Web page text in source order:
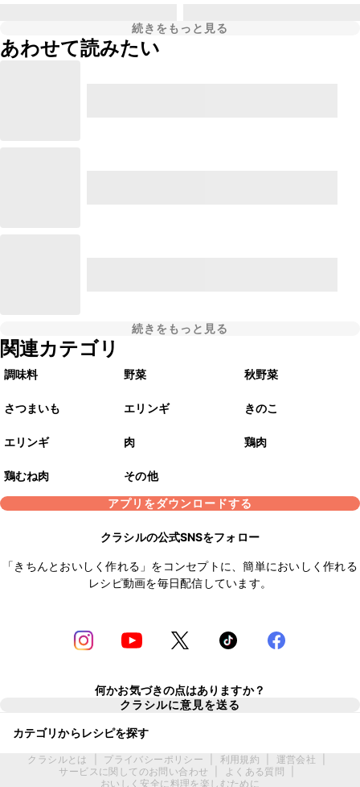
続きをもっと見る
あわせて読みたい
続きをもっと見る
関連カテゴリ
調味料 野菜 秋野菜
さつまいも エリンギ きのこ
エリンギ 肉 鶏肉
鶏むね肉
その他
アプリをダウンロードする
クラシルの公式SNSをフォロー
「きちんとおいしく作れる」をコンセプトに、簡単においしく作れる
レシピ動画を毎日配信しています。
何かお気づきの点はありますか？
クラシルに意見を送る
カテゴリからレシピを探す
クラシルとは プライバシーポリシー 利用規約 運営会社
サービスに関してのお問い合わせ
よくある質問
おいしく安全に料理を楽しむために